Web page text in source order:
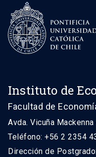
Instituto de
Facultad de
Avda. Vicuña
Teléfono: +56 2 2354
Dirección de